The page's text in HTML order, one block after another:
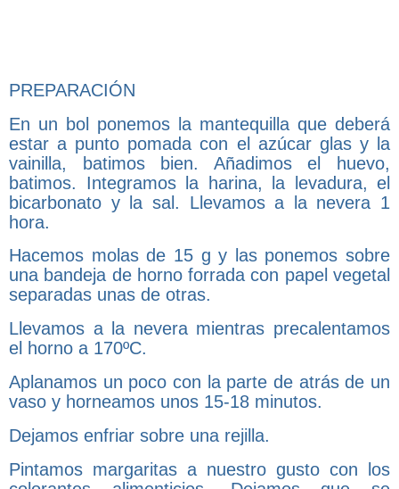
PREPARACIÓN
En un bol ponemos la mantequilla que deberá
estar a punto pomada con el azúcar glas y la
vainilla, batimos bien. Añadimos el huevo,
batimos. Integramos la harina, la levadura, el
bicarbonato y la sal. Llevamos a la nevera 1
hora.
Hacemos molas de 15 g y las ponemos sobre
una bandeja de horno forrada con papel vegetal
separadas unas de otras.
Llevamos a la nevera mientras precalentamos
el horno a 170ºC.
Aplanamos un poco con la parte de atrás de un
vaso y horneamos unos 15-18 minutos.
Dejamos enfriar sobre una rejilla.
Pintamos margaritas a nuestro gusto con los